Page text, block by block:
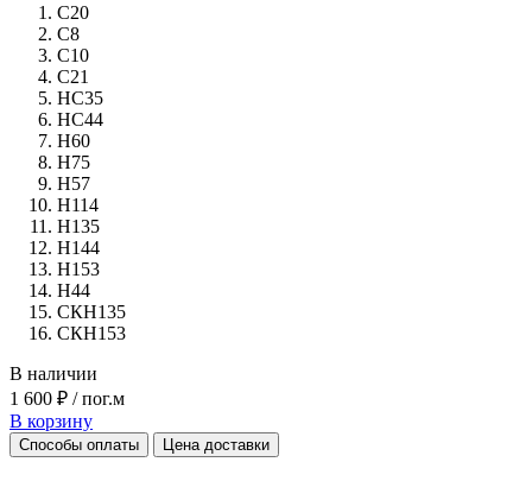
С20
С8
С10
С21
НС35
НС44
Н60
Н75
Н57
Н114
Н135
Н144
Н153
Н44
СКН135
СКН153
В наличии
1 600 ₽ / пог.м
В корзину
Способы оплаты Цена доставки